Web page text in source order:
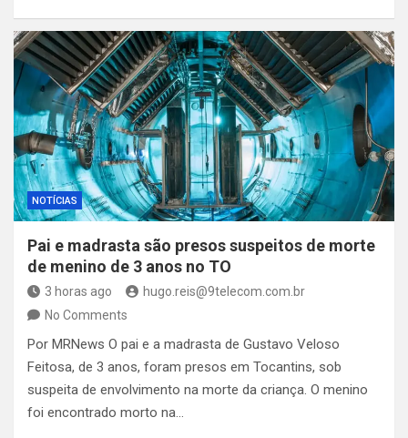
NOTÍCIAS
Pai e madrasta são presos suspeitos de morte
de menino de 3 anos no TO
3 horas ago
hugo.reis@9telecom.com.br
No Comments
Por MRNews O pai e a madrasta de Gustavo Veloso
Feitosa, de 3 anos, foram presos em Tocantins, sob
suspeita de envolvimento na morte da criança. O menino
foi encontrado morto na…